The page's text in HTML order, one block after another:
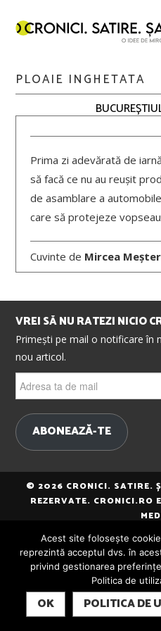
PLOAIE INGHETATA
Prima zi adevărată de
să facă ce nu au reușit
de asamblare a
care să protejeze
Cuvinte de Mircea Meșter
VREI SĂ NU RATEZI NICIO
Primești pe mail o notificare în
nou articol.
ta
mail
ABONEAZĂ-TE
© 2026 CRONICI. SATIRE.
REZERVATE. CRONICI.RO
Acest site folosește
reprezintă acceptul dvs. în
privind gestionarea
Politica de
OK POLITICA DE